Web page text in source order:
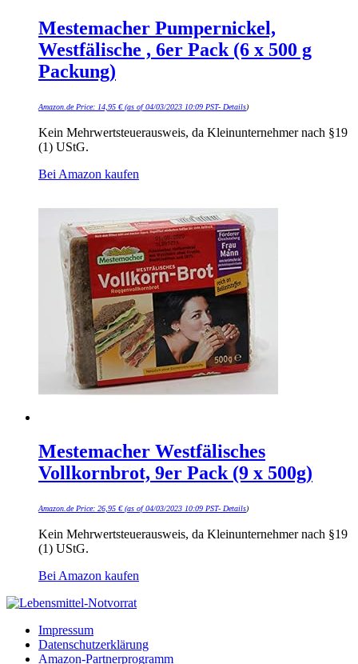
Mestemacher Pumpernickel,
Westfälische , 6er Pack (6 x 500 g
Packung)
Amazon.de Price: 14,95 €(as of 04/03/2023 10:09 PST- Details)
Kein Mehrwertsteuerausweis, da Kleinunternehmer nach §19
(1) UStG.
Bei Amazon kaufen
Mestemacher Westfälisches
Vollkornbrot, 9er Pack (9 x 500g)
Amazon.de Price: 26,95 €(as of 04/03/2023 10:09 PST- Details)
Kein Mehrwertsteuerausweis, da Kleinunternehmer nach §19
(1) UStG.
Bei Amazon kaufen
Impressum
Datenschutzerklärung
Amazon-Partnerprogramm